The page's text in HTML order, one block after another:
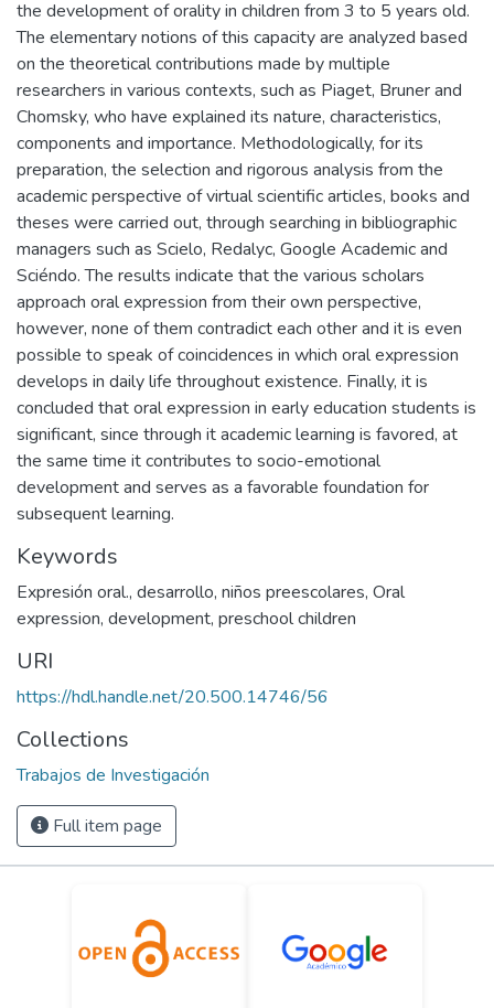
the development of orality in children from 3 to 5 years old.
The elementary notions of this capacity are analyzed based
on the theoretical contributions made by multiple
researchers in various contexts, such as Piaget, Bruner and
Chomsky, who have explained its nature, characteristics,
components and importance. Methodologically, for its
preparation, the selection and rigorous analysis from the
academic perspective of virtual scientific articles, books and
theses were carried out, through searching in bibliographic
managers such as Scielo, Redalyc, Google Academic and
Sciéndo. The results indicate that the various scholars
approach oral expression from their own perspective,
however, none of them contradict each other and it is even
possible to speak of coincidences in which oral expression
develops in daily life throughout existence. Finally, it is
concluded that oral expression in early education students is
significant, since through it academic learning is favored, at
the same time it contributes to socio-emotional
development and serves as a favorable foundation for
subsequent learning.
Keywords
Expresión oral., desarrollo, niños preescolares, Oral
expression, development, preschool children
URI
https://hdl.handle.net/20.500.14746/56
Collections
Trabajos de Investigación
Full item page